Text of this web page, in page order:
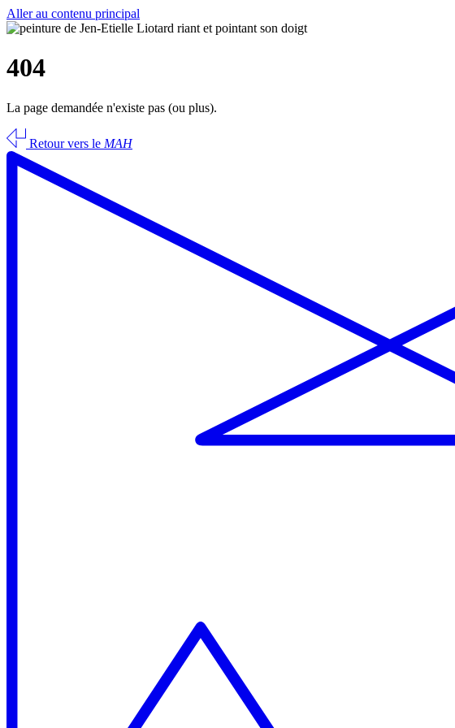
Aller au contenu principal
404
La page demandée n'existe pas (ou plus).
Retour vers le MAH